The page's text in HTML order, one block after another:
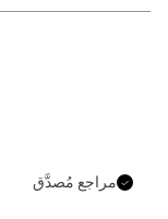
مراجع مُصدَّق